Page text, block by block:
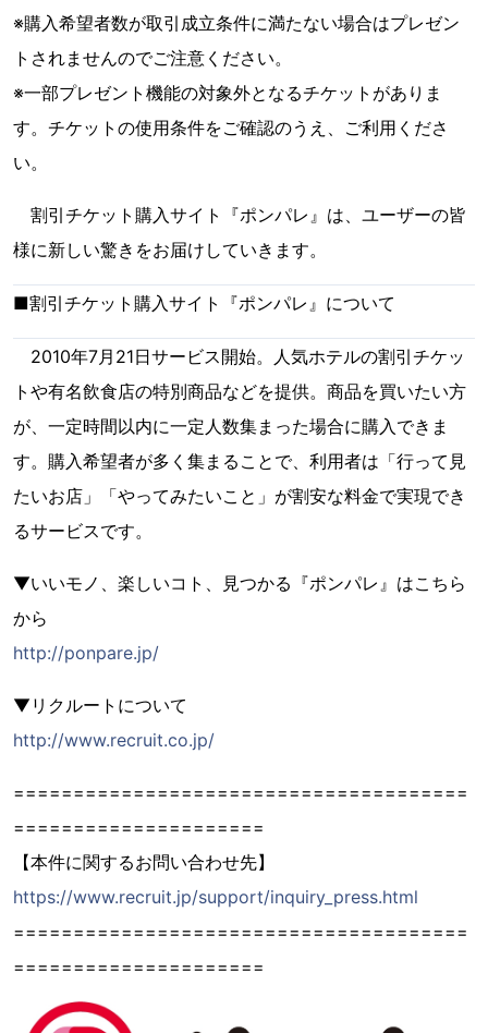
※購入希望者数が取引成立条件に満たない場合はプレゼン
トされませんのでご注意ください。
※一部プレゼント機能の対象外となるチケットがありま
す。チケットの使用条件をご確認のうえ、ご利用くださ
い。
割引チケット購入サイト『ポンパレ』は、ユーザーの皆
様に新しい驚きをお届けしていきます。
■割引チケット購入サイト『ポンパレ』について
2010年7月21日サービス開始。人気ホテルの割引チケッ
トや有名飲食店の特別商品などを提供。商品を買いたい方
が、一定時間以内に一定人数集まった場合に購入できま
す。購入希望者が多く集まることで、利用者は「行って見
たいお店」「やってみたいこと」が割安な料金で実現でき
るサービスです。
▼いいモノ、楽しいコト、見つかる『ポンパレ』はこちら
から
http://ponpare.jp/
▼リクルートについて
http://www.recruit.co.jp/
======================================
=====================
【本件に関するお問い合わせ先】
https://www.recruit.jp/support/inquiry_press.html
======================================
=====================